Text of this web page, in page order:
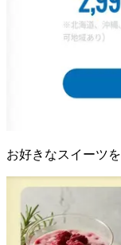
お好きなスイーツ